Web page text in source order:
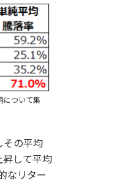
について集
その平均
して平均
なリター